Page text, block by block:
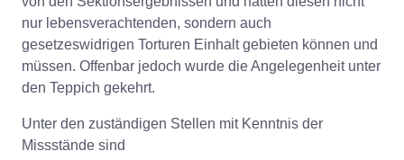
nur lebensverachtenden, sondern auch
gesetzeswidrigen Torturen Einhalt gebieten können und
müssen. Offenbar jedoch wurde die Angelegenheit unter
den Teppich gekehrt.
Unter den zuständigen Stellen mit Kenntnis der
Missstände sind